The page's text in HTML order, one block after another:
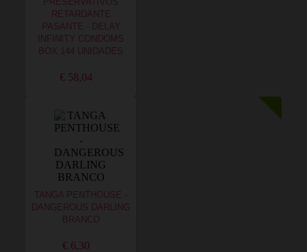
PRESERVATIVOS
RETARDANTE
PASANTE - DELAY
INFINITY CONDOMS
BOX 144 UNIDADES
€ 58,04
TANGA PENTHOUSE -
DANGEROUS DARLING
BRANCO
€ 6,30